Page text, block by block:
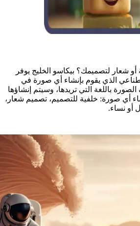
شعار لتصميمك؟ بيكاسو الخليج يوفر
الذي يقوم بإنشاء أي صورة في
باللغة التي تريدها، وسيتم إنشاؤها
أي صورة: خلفية للتصميم، تصميم شعار،
أو نساء.